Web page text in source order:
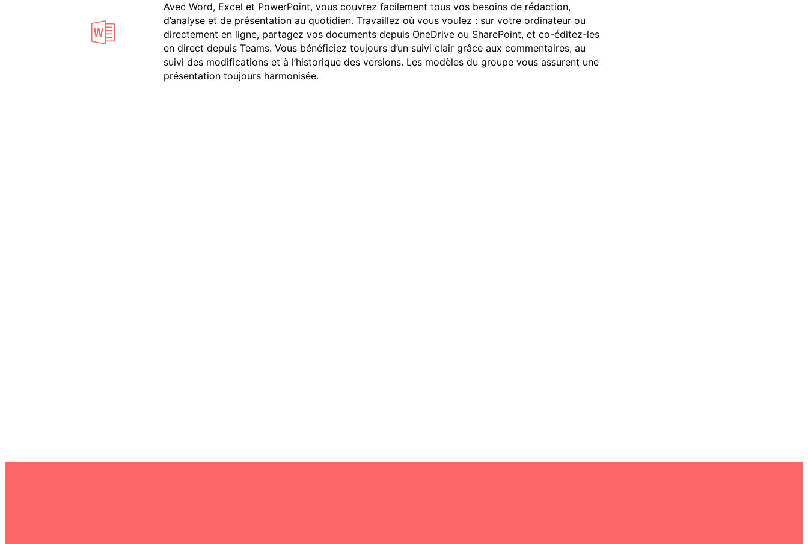
Avec Word, Excel et PowerPoint, vous couvrez facilement tous vos besoins de rédaction,
d’analyse et de présentation au quotidien. Travaillez où vous voulez : sur votre ordinateur ou
directement en ligne, partagez vos documents depuis OneDrive ou SharePoint, et co-éditez-les
en direct depuis Teams. Vous bénéficiez toujours d’un suivi clair grâce aux commentaires, au
suivi des modifications et à l’historique des versions. Les modèles du groupe vous assurent une
présentation toujours harmonisée.